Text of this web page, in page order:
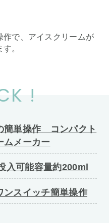
作で、アイスクリームが
。
!
簡単操作 コンパクト
ムメーカー
可能容量約200ml
スイッチ簡単操作